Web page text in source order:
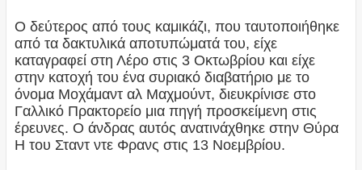
Ο δεύτερος από τους καμικάζι, που ταυτοποιήθηκε
από τα δακτυλικά αποτυπώματά του, είχε
καταγραφεί στη Λέρο στις 3 Οκτωβρίου και είχε
στην κατοχή του ένα συριακό διαβατήριο με το
όνομα Μοχάμαντ αλ Μαχμούντ, διευκρίνισε στο
Γαλλικό Πρακτορείο μια πηγή προσκείμενη στις
έρευνες. Ο άνδρας αυτός ανατινάχθηκε στην Θύρα
Η του Σταντ ντε Φρανς στις 13 Νοεμβρίου.